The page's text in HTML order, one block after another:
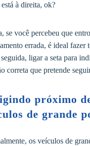
à direita, ok?
se você percebeu que
errada, é ideal fazer
ligar a seta para
correta que pretende
próximo
de grande
os veículos de